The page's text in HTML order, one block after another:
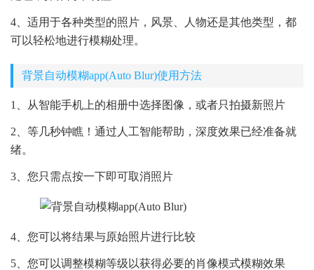
4、适用于各种类型的照片，风景、人物还是其他类型，都
可以轻松地进行模糊处理。
背景自动模糊app(Auto Blur)使用方法
1、从智能手机上的相册中选择图像，或者只拍摄新照片
2、等几秒钟瞧！通过人工智能帮助，深度效果已经准备就
绪。
3、您只需点按一下即可取消照片
4、您可以将结果与原始照片进行比较
5、您可以调整模糊等级以获得必要的肖像模式模糊效果